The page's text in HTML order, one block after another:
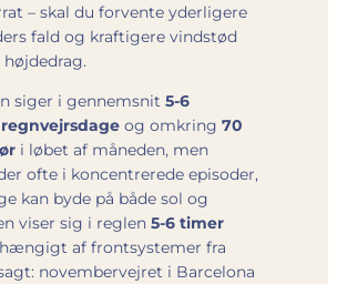
– skal du forvente yderligere
fald og kraftigere vindstød
siger i gennemsnit 5-6
og omkring 70
i løbet af måneden, men
ofte i koncentrerede episoder,
kan byde på både sol og
viser sig i reglen 5-6 timer
af frontsystemer fra
novembervejret i Barcelona